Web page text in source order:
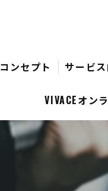
コンセプト サービ
VIVACEオン